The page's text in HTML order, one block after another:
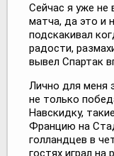
Сейчас я уже не
матча, да это и
подскакивал
радости,
вывел Спартак
Лично для меня
не только
Навскидку,
Францию на
голландцев в
гостях играл на